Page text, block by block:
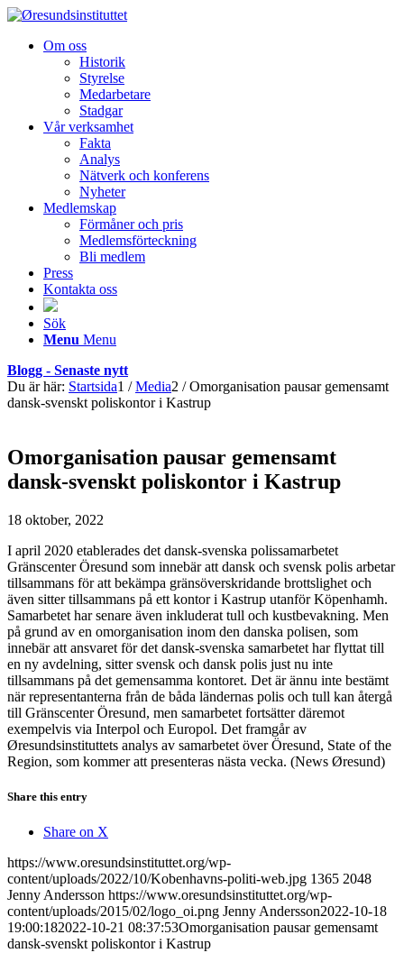
Om oss
Historik
Styrelse
Medarbetare
Stadgar
Vår verksamhet
Fakta
Analys
Nätverk och konferens
Nyheter
Medlemskap
Förmåner och pris
Medlemsförteckning
Bli medlem
Press
Kontakta oss
Sök
Menu Menu
Blogg - Senaste nytt
Du är här: Startsida1 / Media2 / Omorganisation pausar gemensamt
dansk-svenskt poliskontor i Kastrup
Omorganisation pausar gemensamt
dansk-svenskt poliskontor i Kastrup
18 oktober, 2022
I april 2020 etablerades det dansk-svenska polissamarbetet
Gränscenter Öresund som innebär att dansk och svensk polis arbetar
tillsammans för att bekämpa gränsöverskridande brottslighet och
även sitter tillsammans på ett kontor i Kastrup utanför Köpenhamh.
Samarbetet har senare även inkluderat tull och kustbevakning. Men
på grund av en omorganisation inom den danska polisen, som
innebär att ansvaret för det dansk-svenska samarbetet har flyttat till
en ny avdelning, sitter svensk och dansk polis just nu inte
tillsammans på det gemensamma kontoret. Det är ännu inte bestämt
när representanterna från de båda ländernas polis och tull kan återgå
till Gränscenter Öresund, men samarbetet fortsätter däremot
exempelvis via Interpol och Europol. Det framgår av
Øresundsinstituttets analys av samarbetet över Öresund, State of the
Region, som kommer att presenteras nästa vecka. (News Øresund)
Share this entry
Share on X
https://www.oresundsinstituttet.org/wp-
content/uploads/2022/10/Kobenhavns-politi-web.jpg 1365 2048
Jenny Andersson https://www.oresundsinstituttet.org/wp-
content/uploads/2015/02/logo_oi.png Jenny Andersson2022-10-18
19:00:182022-10-21 08:37:53Omorganisation pausar gemensamt
dansk-svenskt poliskontor i Kastrup